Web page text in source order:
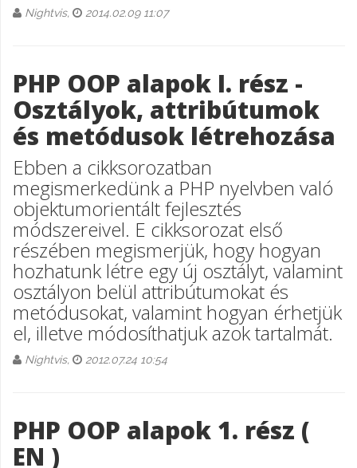
Nightvis, 2014.02.09 11:07
PHP OOP alapok I. rész -
Osztályok, attribútumok
és metódusok létrehozása
Ebben a cikksorozatban
megismerkedünk a PHP nyelvben való
objektumorientált fejlesztés
módszereivel. E cikksorozat első
részében megismerjük, hogy hogyan
hozhatunk létre egy új osztályt, valamint
osztályon belül attribútumokat és
metódusokat, valamint hogyan érhetjük
el, illetve módosíthatjuk azok tartalmát.
Nightvis, 2012.07.24 10:54
PHP OOP alapok 1. rész (
EN )